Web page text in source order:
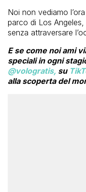
Noi non vediamo
parco di Los Angeles,
senza attraversare
E se come noi ami
speciali in ogni
@vologratis, su
alla scoperta del